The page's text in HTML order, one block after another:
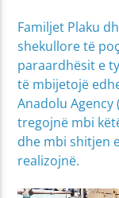
Familjet Plaku
shekullore të
paraardhësit e
të mbijetojë
Anadolu Agency
tregojnë mbi
dhe mbi shitjen
realizojnë.